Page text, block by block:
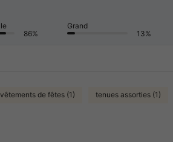
86%
Grand
13%
vêtements de fêtes (1) tenues assorties (1)